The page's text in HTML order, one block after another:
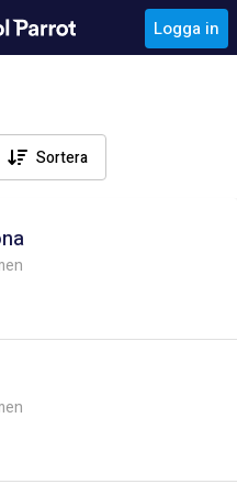
Logga in
Sortera